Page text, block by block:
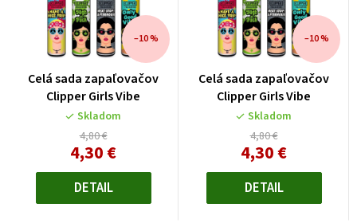
Celá sada zapaľovačov
Clipper Girls Vibe
Skladom
4,80 €
–10 %
4,30 €
DETAIL
Celá sada zapaľovačov
Clipper Girls Vibe
Skladom
4,80 €
–10 %
4,30 €
DETAIL